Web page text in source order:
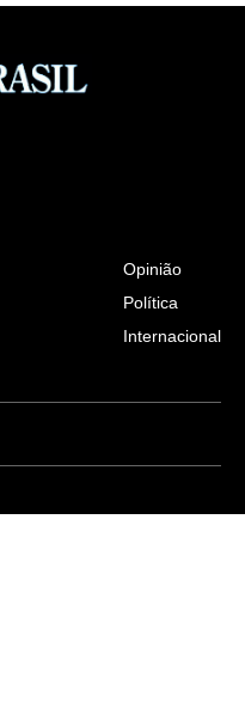
Opinião
Política
Internacional